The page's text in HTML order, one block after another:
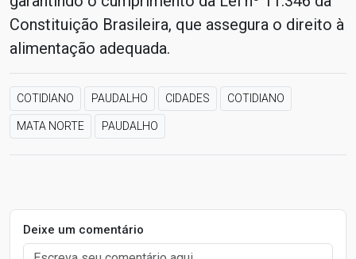
Constituição Brasileira, que assegura o direito à
alimentação adequada.
COTIDIANO PAUDALHO CIDADES COTIDIANO
MATA NORTE PAUDALHO
Deixe um comentário